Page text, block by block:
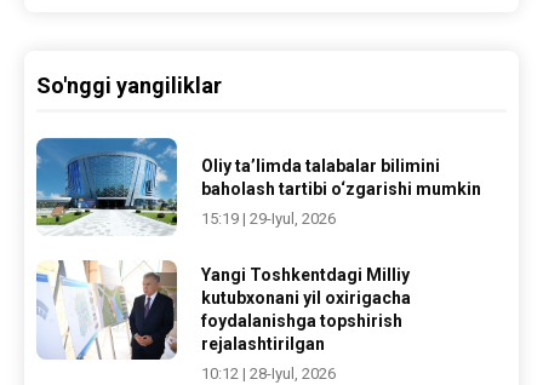
So'nggi yangiliklar
Oliy ta’limda talabalar bilimini
baholash tartibi o‘zgarishi mumkin
15:19 | 29-Iyul, 2026
Yangi Toshkentdagi Milliy
kutubxonani yil oxirigacha
foydalanishga topshirish
rejalashtirilgan
10:12 | 28-Iyul, 2026